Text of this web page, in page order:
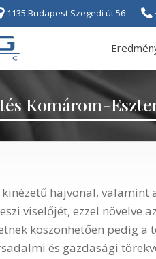
1135 Budapest Szegedi út 56
Komárom-
kinézetű hajvonal,
viselőjét, ezzel növelve
köszönhetően pedig
és gazdasági